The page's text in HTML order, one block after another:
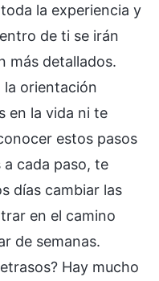
la experiencia y
de ti se irán
más detallados.
la orientación
en la vida ni te
estos pasos
cada paso, te
días cambiar las
en el camino
de semanas.
Hay mucho